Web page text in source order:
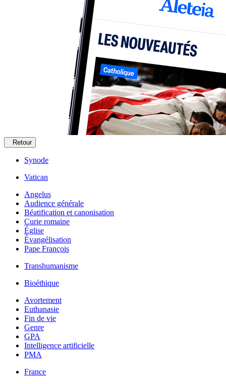
Retour
Synode
Vatican
Angelus
Audience générale
Béatification et canonisation
Curie romaine
Église
Évangélisation
Pape François
Transhumanisme
Bioéthique
Avortement
Euthanasie
Fin de vie
Genre
GPA
Intelligence artificielle
PMA
France